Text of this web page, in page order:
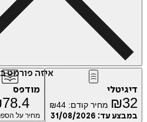
איזה פורמט בא לך?
₪ מחיר קודם: ₪44
עד:31/08/2026
מודפס
₪78.4
מחיר על הספר: ₪98